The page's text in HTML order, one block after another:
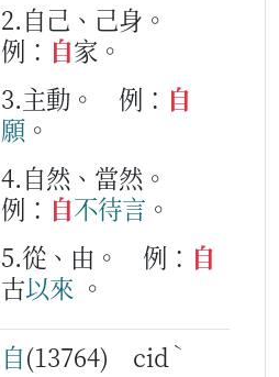
2.自己、己身。
例： 自家。
3.主動。
例： 自
願 。
4.自然、當然。
例： 自不待言 。
5.從、由。
例： 自
古以來 。
自(13764) cid ˋ